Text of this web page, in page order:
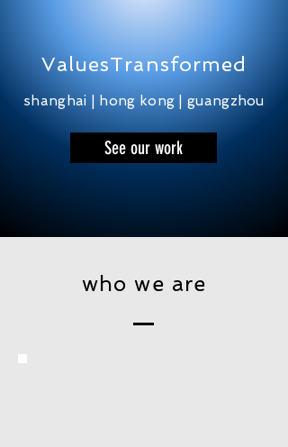
ValuesTransformed
shanghai | hong kong | guangzhou
See our work
who we are